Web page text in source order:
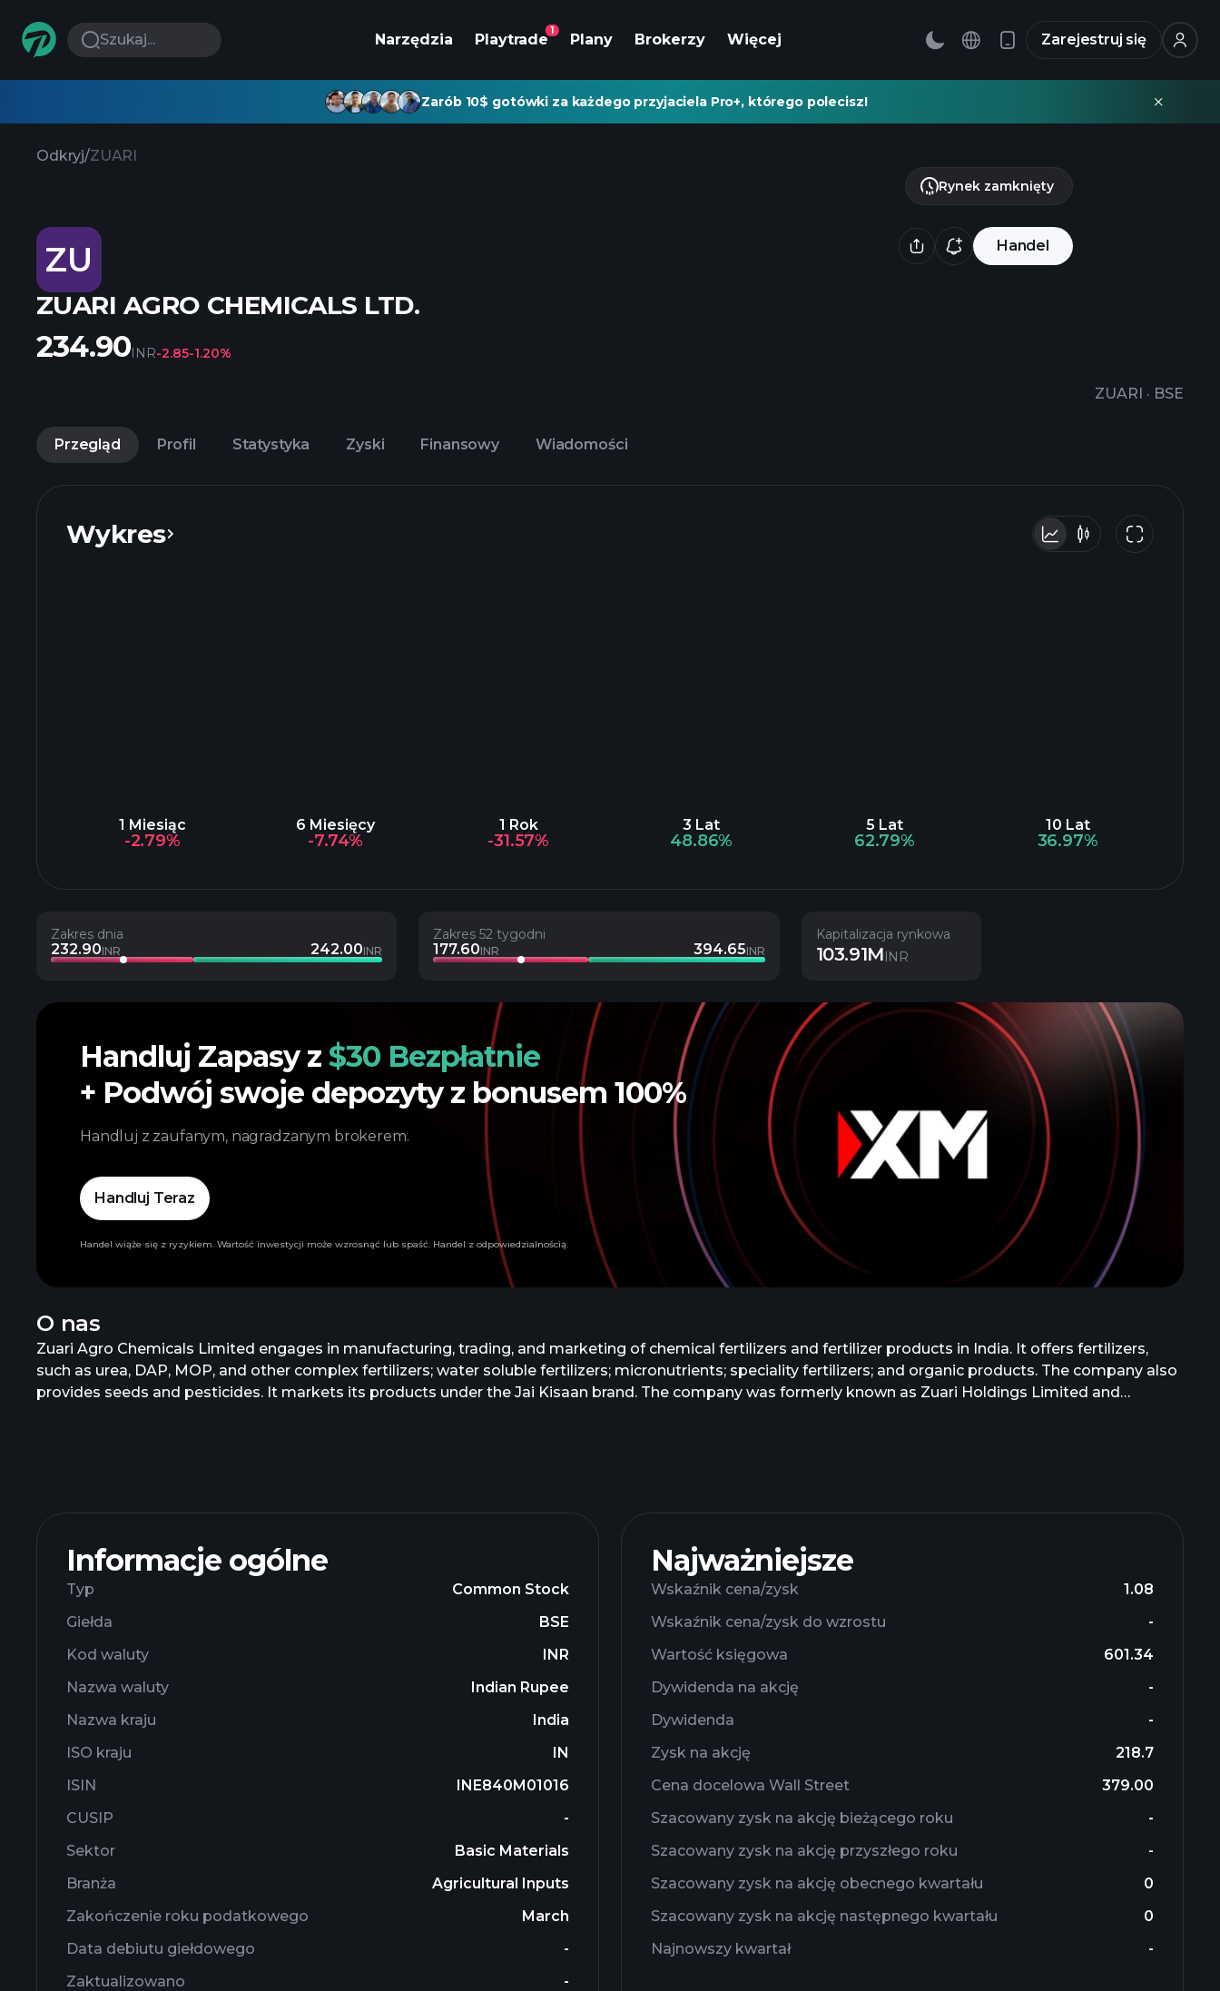
Szukaj... Narzędzia Playtrade
1
Plany Brokerzy Więcej Zarejestruj się
Zarób 10$ gotówki za każdego przyjaciela Pro+, którego polecisz!
Odkryj/ZUARI
ZU Handel
ZUARI AGRO CHEMICALS LTD.
ZUARI · BSE
Rynek zamknięty
234.90INR-2.85-1.20%
Przegląd Profil Statystyka Zyski Finansowy Wiadomości
Wykres
1 Miesiąc
-2.79%
6 Miesięcy
-7.74%
1 Rok
-31.57%
3 Lat
48.86%
5 Lat
62.79%
10 Lat
36.97%
Zakres dnia
232.90INR 242.00INR
Zakres 52 tygodni
177.60INR 394.65INR
Kapitalizacja rynkowa
103.91MINR
O nas
Zuari Agro Chemicals Limited engages in manufacturing, trading, and marketing of chemical fertilizers and fertilizer products in India. It offers fertilizers,
such as urea, DAP, MOP, and other complex fertilizers; water soluble fertilizers; micronutrients; speciality fertilizers; and organic products. The company also
provides seeds and pesticides. It markets its products under the Jai Kisaan brand. The company was formerly known as Zuari Holdings Limited and
Informacje ogólne
Typ
Common Stock
Giełda
BSE
Kod waluty
INR
Nazwa waluty
Indian Rupee
Nazwa kraju
India
ISO kraju
IN
ISIN
INE840M01016
CUSIP
-
Sektor
Basic Materials
Branża
Agricultural Inputs
Zakończenie roku podatkowego
March
Data debiutu giełdowego
-
Zaktualizowano
-
Najważniejsze
Wskaźnik cena/zysk
1.08
Wskaźnik cena/zysk do wzrostu
-
Wartość księgowa
601.34
Dywidenda na akcję
-
Dywidenda
-
Zysk na akcję
218.7
Cena docelowa Wall Street
379.00
Szacowany zysk na akcję bieżącego roku
-
Szacowany zysk na akcję przyszłego roku
-
Szacowany zysk na akcję obecnego kwartału
0
Szacowany zysk na akcję następnego kwartału
0
Najnowszy kwartał
-
Handluj Zapasy z $30 Bezpłatnie
+ Podwój swoje depozyty z bonusem 100%
Handluj z zaufanym, nagradzanym brokerem.
Handluj Teraz
Handel wiąże się z ryzykiem. Wartość inwestycji może wzrosnąć lub spaść. Handel z odpowiedzialnością.